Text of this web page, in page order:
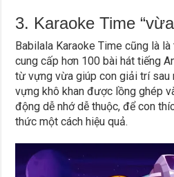
3. Karaoke Time
Babilala Karaoke Time cũng là
cung cấp hơn 100 bài hát tiếng
từ vựng vừa giúp con giải trí sau
vựng khô khan được lồng ghép
động dễ nhớ dễ thuộc, để con
thức một cách hiệu quả.